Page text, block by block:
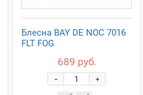
Блесна BAY DE NOC 7016
FLT FOG
689 руб.
+
-